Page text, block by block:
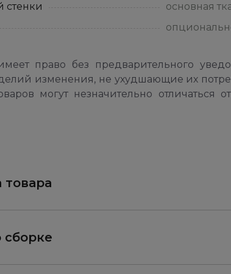
стенки
основная
право без предварительного
изменения, не ухудшающие их
могут незначительно отличаться
сборке